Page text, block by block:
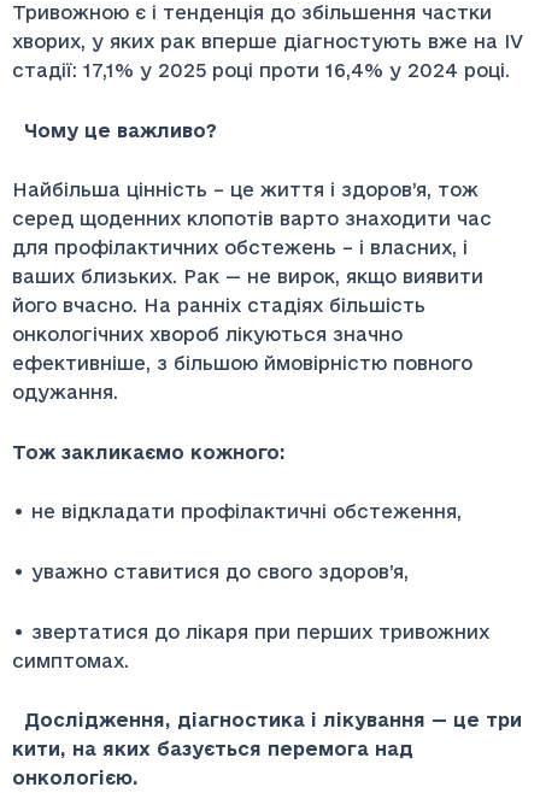
Тривожною є і тенденція до збільшення частки
хворих, у яких рак вперше діагностують вже на IV
стадії: 17,1% у 2025 році проти 16,4% у 2024 році.
Чому це важливо?
Найбільша цінність – це життя і здоров’я, тож
серед щоденних клопотів варто знаходити час
для профілактичних обстежень – і власних, і
ваших близьких. Рак — не вирок, якщо виявити
його вчасно. На ранніх стадіях більшість
онкологічних хвороб лікуються значно
ефективніше, з більшою ймовірністю повного
одужання.
Тож закликаємо кожного:
• не відкладати профілактичні обстеження,
• уважно ставитися до свого здоров’я,
• звертатися до лікаря при перших тривожних
симптомах.
Дослідження, діагностика і лікування — це три
кити, на яких базується перемога над
онкологією.